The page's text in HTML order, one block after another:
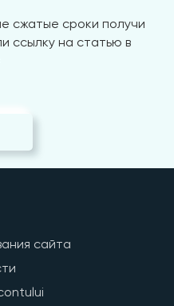
сжатые сроки получи
ссылку на статью в
сайта